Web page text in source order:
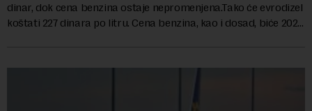
dinar, dok cena benzina ostaje nepromenjena.Tako će evrodizel
koštati 227 dinara po litru. Cena benzina, kao i dosad, biće 202